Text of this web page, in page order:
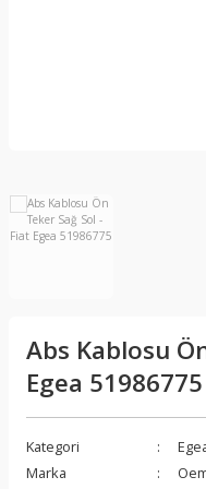
Abs Kablosu
Egea 51986775
Kategori
Marka